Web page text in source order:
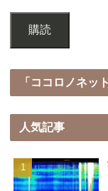
購読
「ココロノネッ
人気記事